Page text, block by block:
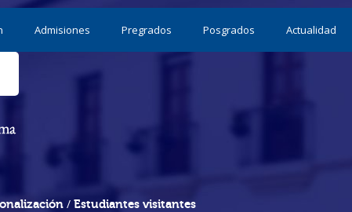
Admisiones Pregrados Posgrados Actualidad
/ Estudiantes visitantes